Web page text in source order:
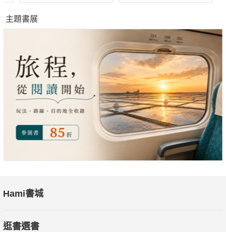
主題書展
Hami書城
逛書選書